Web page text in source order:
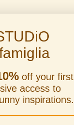
Buttermesser
EUR
off your first
access to
inspirations.